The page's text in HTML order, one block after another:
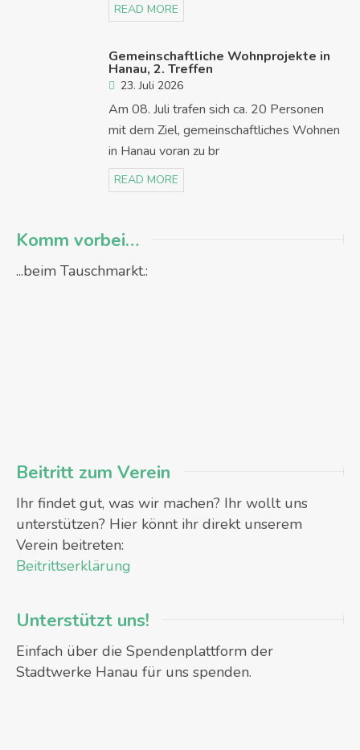
READ MORE
Gemeinschaftliche Wohnprojekte in
Hanau, 2. Treffen
23. Juli 2026
Am 08. Juli trafen sich ca. 20 Personen
mit dem Ziel, gemeinschaftliches Wohnen
in Hanau voran zu br
READ MORE
Komm vorbei…
...beim Tauschmarkt.:
Beitritt zum Verein
Ihr findet gut, was wir machen? Ihr wollt uns
unterstützen? Hier könnt ihr direkt unserem
Verein beitreten:
Beitrittserklärung
Unterstützt uns!
Einfach über die Spendenplattform der
Stadtwerke Hanau für uns spenden.